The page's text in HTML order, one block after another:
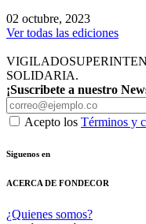
02 octubre, 2023
Ver todas las ediciones
VIGILADO
SOLIDARIA.
¡Suscribete a nuestro
Acepto los Términos y
Siguenos en
ACERCA DE FONDECOR
¿Quienes somos?